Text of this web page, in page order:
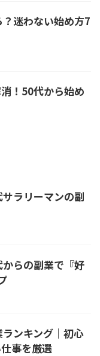
迷わない始め方7
！50代から始め
ラリーマンの副
らの副業で『好
ンキング｜初心
事を厳選